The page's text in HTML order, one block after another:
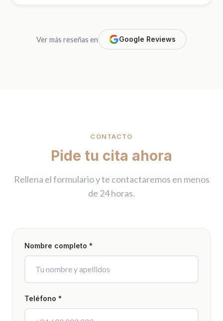
Ver más reseñas en Google Reviews
CONTACTO
Pide tu cita ahora
Rellena el formulario y te contactaremos en menos
de 24 horas.
Nombre completo *
Teléfono *